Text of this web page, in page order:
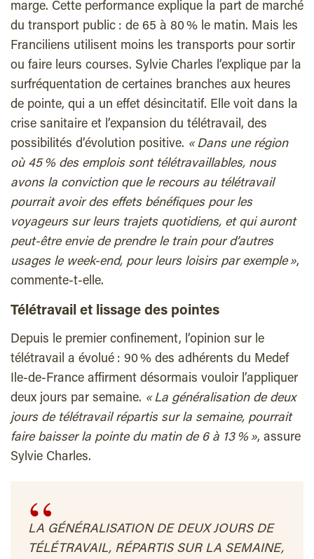
marge. Cette performance explique la part de marché
du transport public : de 65 à 80 % le matin. Mais les
Franciliens utilisent moins les transports pour sortir
ou faire leurs courses. Sylvie Charles l’explique par la
surfréquentation de certaines branches aux heures
de pointe, qui a un effet désincitatif. Elle voit dans la
crise sanitaire et l’expansion du télétravail, des
possibilités d’évolution positive. « Dans une région
où 45 % des emplois sont télétravaillables, nous
avons la conviction que le recours au télétravail
pourrait avoir des effets bénéfiques pour les
voyageurs sur leurs trajets quotidiens, et qui auront
peut-être envie de prendre le train pour d’autres
usages le week‑end, pour leurs loisirs par exemple »,
commente-t-elle.
Télétravail et lissage des pointes
Depuis le premier confinement, l’opinion sur le
télétravail a évolué : 90 % des adhérents du Medef
Ile-de-France affirment désormais vouloir l’appliquer
deux jours par semaine. « La généralisation de deux
jours de télétravail répartis sur la semaine, pourrait
faire baisser la pointe du matin de 6 à 13 % », assure
Sylvie Charles.
LA GÉNÉRALISATION DE DEUX JOURS DE
TÉLÉTRAVAIL, RÉPARTIS SUR LA SEMAINE,